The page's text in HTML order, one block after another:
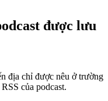
được lưu
địa chỉ được nêu ở trường
của podcast.